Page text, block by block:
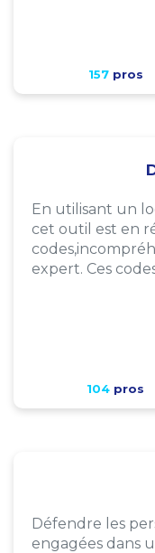
157pros
En utilisant un
cet outil est en
expert. Ces
104pros
Défendre les
engagées dans